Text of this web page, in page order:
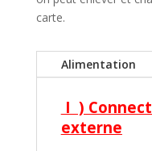
carte.
Alimentation
I )
externe